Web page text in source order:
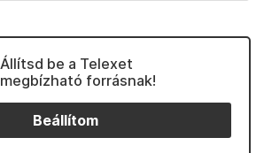
Állítsd be a Telexet
megbízható forrásnak!
Beállítom